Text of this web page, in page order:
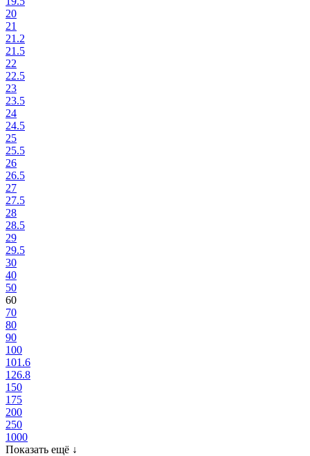
20
21
21.2
21.5
22
22.5
23
23.5
24
24.5
25
25.5
26
26.5
27
27.5
28
28.5
29
29.5
30
40
50
60
70
80
90
100
101.6
126.8
150
175
200
250
1000
Показать ещё ↓